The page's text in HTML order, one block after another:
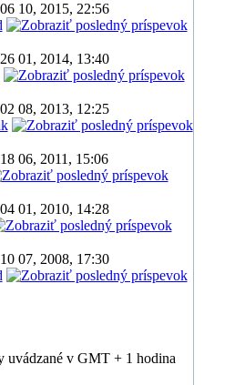
06 10, 2015, 22:56
26 01, 2014, 13:40
02 08, 2013, 12:25
18 06, 2011, 15:06
04 01, 2010, 14:28
10 07, 2008, 17:30
uvádzané v GMT + 1 hodina